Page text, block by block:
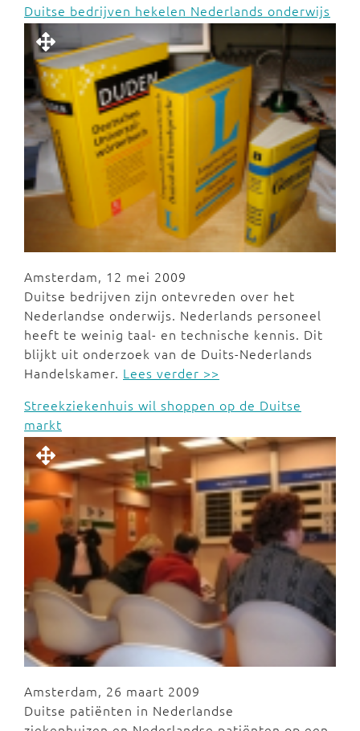
Duitse bedrijven hekelen Nederlands onderwijs
Amsterdam, 12 mei 2009
Duitse bedrijven zijn ontevreden over het
Nederlandse onderwijs. Nederlands personeel
heeft te weinig taal- en technische kennis. Dit
blijkt uit onderzoek van de Duits-Nederlands
Handelskamer. Lees verder >>
Streekziekenhuis wil shoppen op de Duitse
markt
Amsterdam, 26 maart 2009
Duitse patiënten in Nederlandse